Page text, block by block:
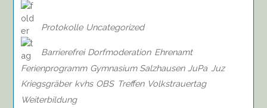
Protokolle Uncategorized
Barrierefrei Dorfmoderation Ehrenamt
Ferienprogramm Gymnasium Salzhausen JuPa Juz
Kriegsgräber kvhs OBS Treffen Volkstrauertag
Weiterbildung